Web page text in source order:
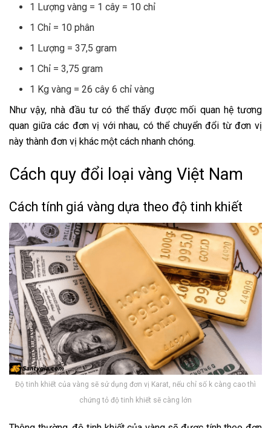
1 Lượng vàng = 1 cây = 10 chỉ
1 Chỉ = 10 phân
1 Lượng = 37,5 gram
1 Chỉ = 3,75 gram
1 Kg vàng = 26 cây 6 chỉ vàng
Như vậy, nhà đầu tư có thể thấy được mối quan hệ tương
quan giữa các đơn vị với nhau, có thể chuyển đổi từ đơn vị
này thành đơn vị khác một cách nhanh chóng.
Cách quy đổi loại vàng Việt Nam
Cách tính giá vàng dựa theo độ tinh khiết
Độ tinh khiết của vàng sẽ sử dụng đơn vị Karat, nếu chỉ số k càng cao thì
chứng tỏ độ tinh khiết sẽ càng lớn